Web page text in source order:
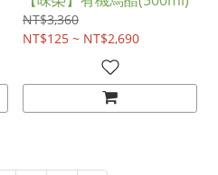
NT$3,360
NT$125 ~ NT$2,690